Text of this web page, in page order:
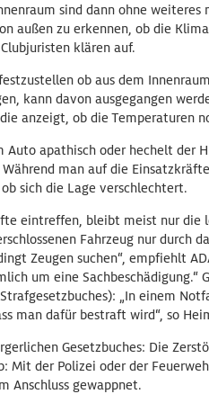
sind dann ohne weiteres
außen zu erkennen, ob die
klären auf.
ob aus dem
kann davon ausgegangen
anzeigt, ob die Temperaturen
apathisch oder hechelt der
Während man auf die
sich die Lage verschlechtert.
eintreffen, bleibt meist nur die
Fahrzeug nur durch
Zeugen suchen“, empfiehlt
um eine Sachbeschädigung.“
„In einem
man dafür bestraft wird“, so
Gesetzbuches: Die
Mit der Polizei oder der
Anschluss gewappnet.